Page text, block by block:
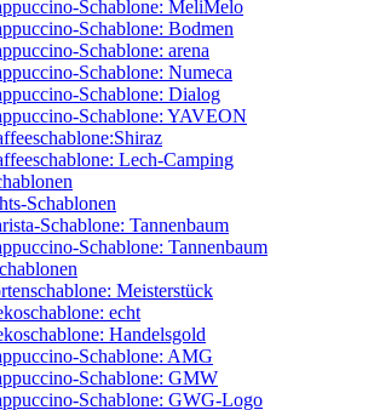
Schablone: MeliMelo
Schablone: Bodmen
Schablone: arena
Schablone: Numeca
Schablone: Dialog
Schablone: YAVEON
Lech-Camping
Schablonen
Schablone: Tannenbaum
Schablone: Tannenbaum
Meisterstück
echt
Handelsgold
Schablone: AMG
Schablone: GMW
Schablone: GWG-Logo